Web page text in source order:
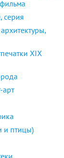
серия
XIX
арт
и птицы)